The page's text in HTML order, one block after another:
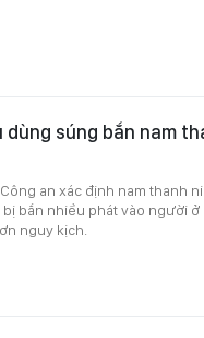
súng bắn nam
an xác định nam thanh
bị bắn nhiều phát vào người
nguy kịch.